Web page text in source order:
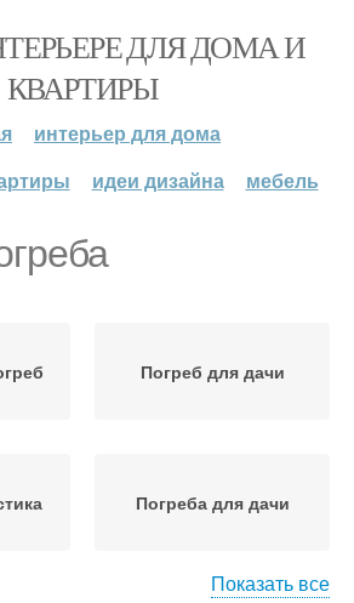
ДЛЯ ДОМА И
КВАРТИРЫ
интерьер для дома
идеи дизайна мебель
Погреб для дачи
Погреба для дачи
Показать все